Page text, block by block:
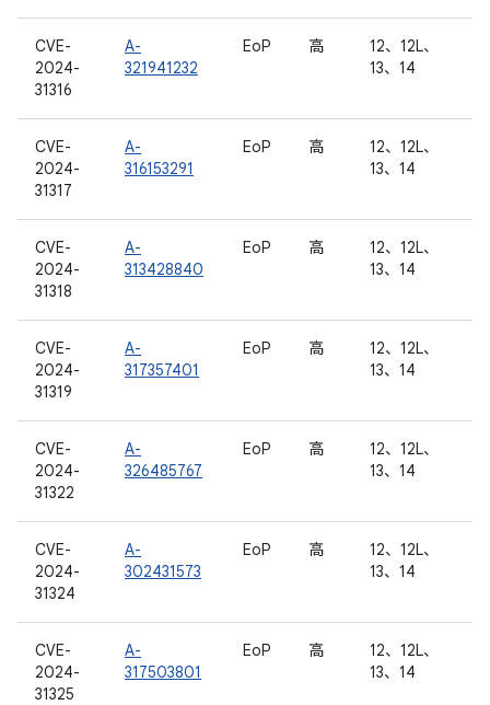
CVE-
2024-
31316
A-
321941232
EoP 高
12、12L、
13、14
CVE-
2024-
31317
A-
316153291
EoP 高
12、12L、
13、14
CVE-
2024-
31318
A-
313428840
EoP 高
12、12L、
13、14
CVE-
2024-
31319
A-
317357401
EoP 高
12、12L、
13、14
CVE-
2024-
31322
A-
326485767
EoP 高
12、12L、
13、14
CVE-
2024-
31324
A-
302431573
EoP 高
12、12L、
13、14
CVE-
2024-
31325
A-
317503801
EoP 高
12、12L、
13、14